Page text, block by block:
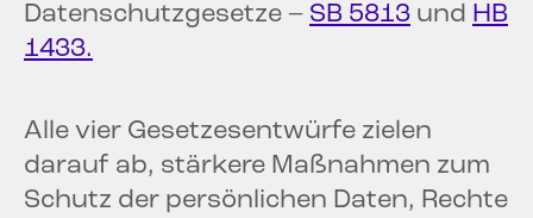
Datenschutzgesetze – SB 5813 und HB
1433.
Alle vier Gesetzesentwürfe zielen
darauf ab, stärkere Maßnahmen zum
Schutz der persönlichen Daten, Rechte